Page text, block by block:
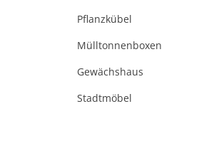
Pflanzkübel
Mülltonnenboxen
Gewächshaus
Stadtmöbel